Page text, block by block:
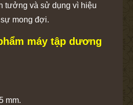
tưởng và sử dụng vì hiệu
mong đợi.
máy tập dương
mm.